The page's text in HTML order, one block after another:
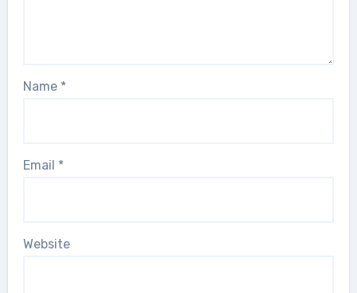
Name *
Email *
Website